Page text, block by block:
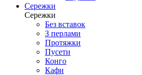
Сережки
Сережки
Без вставок
З перлами
Протяжки
Пусети
Конго
Кафи